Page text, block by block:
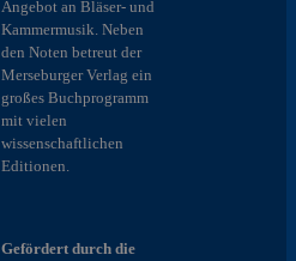
Angebot an Bläser- und
Kammermusik. Neben
den Noten betreut der
Merseburger Verlag ein
großes Buchprogramm
mit vielen
wissenschaftlichen
Editionen.
Gefördert durch die